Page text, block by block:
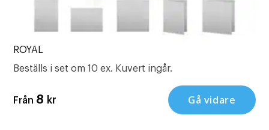
ROYAL
Beställs i set om 10 ex. Kuvert ingår.
Från 8 kr Gå vidare